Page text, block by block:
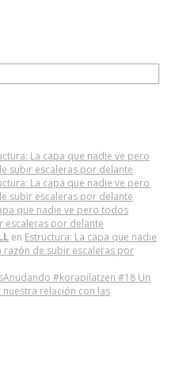
La capa que nadie ve pero
subir escaleras por delante
La capa que nadie ve pero
subir escaleras por delante
que nadie ve pero todos
escaleras por delante
en Estructura: La capa que nadie
de subir escaleras por
#korapilatzen #18 Un
relación con las